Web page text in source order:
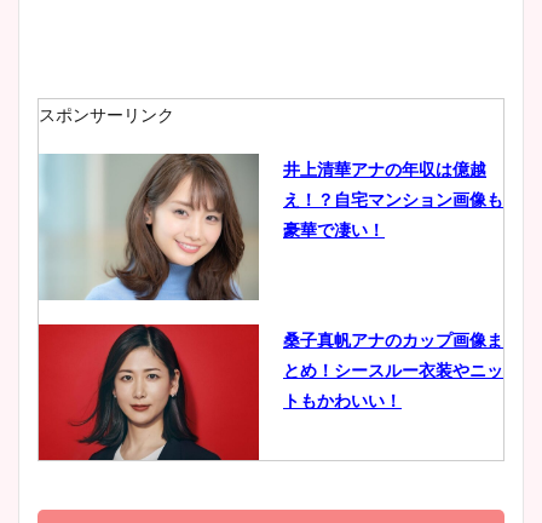
肉も凄い！
鈴木唯の太ってた時の体重が
ヤバすぎww原因や痩せたダ
豊島実季アナのカップ画像ま
とめ！美脚や水着姿に年齢も
スポンサーリンク
井上清華アナの年収は億越
え！？自宅マンション画像も
豪華で凄い！
桑子真帆アナのカップ画像ま
とめ！シースルー衣装やニッ
トもかわいい！
小室瑛莉子のカップ画像まと